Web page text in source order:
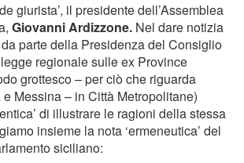
giurista’, il presidente dell’Assemblea
Giovanni Ardizzone. Nel dare notizia
parte della Presidenza del Consiglio
regionale sulle ex Province
grottesco – per ciò che riguarda
Messina – in Città Metropolitane)
di illustrare le ragioni della stessa
insieme la nota ‘ermeneutica’ del
siciliano: